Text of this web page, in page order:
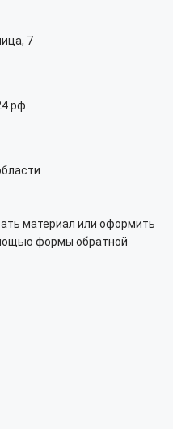
7
материал или оформить
формы обратной